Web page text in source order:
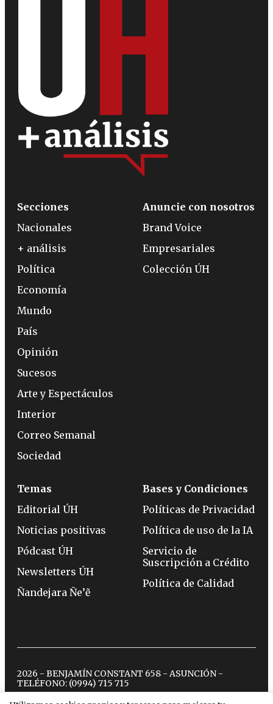
Secciones
Nacionales
+ análisis
Política
Economía
Mundo
País
Opinión
Sucesos
Arte y Espectáculos
Interior
Correo Semanal
Sociedad
Anuncie con nosotros
Brand Voice
Empresariales
Colección ÚH
Temas
Editorial ÚH
Noticias positivas
Pódcast ÚH
Newsletters ÚH
Ñandejara Ñe’ẽ
Bases y Condiciones
Políticas de Privacidad
Política de uso de la IA
Servicio de
Suscripción a Crédito
Política de Calidad
2026 - BENJAMÍN CONSTANT 658 - ASUNCIÓN -
TELÉFONO: (0994) 715 715